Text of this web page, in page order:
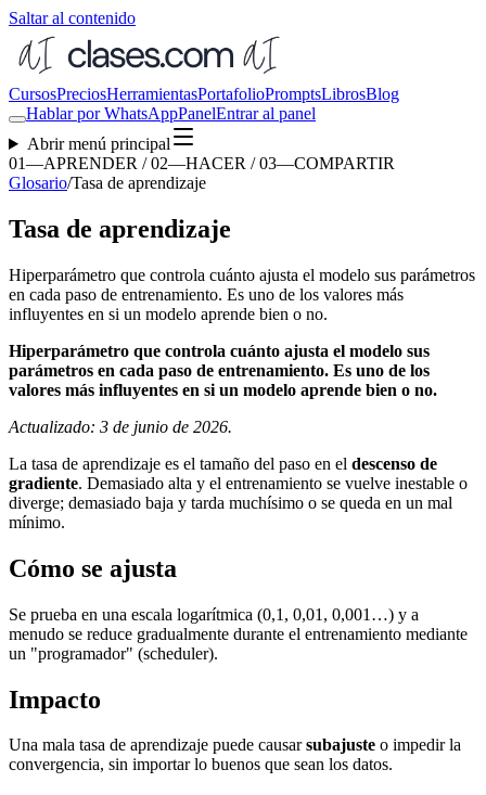
Saltar al contenido
CursosPreciosHerramientasPortafolioPromptsLibrosBlog
Hablar por WhatsAppPanelEntrar al panel
Abrir menú principal
01—APRENDER / 02—HACER / 03—COMPARTIR
Glosario/Tasa de aprendizaje
Tasa de aprendizaje
Hiperparámetro que controla cuánto ajusta el modelo sus parámetros
en cada paso de entrenamiento. Es uno de los valores más
influyentes en si un modelo aprende bien o no.
Hiperparámetro que controla cuánto ajusta el modelo sus
parámetros en cada paso de entrenamiento. Es uno de los
valores más influyentes en si un modelo aprende bien o no.
Actualizado: 3 de junio de 2026.
La tasa de aprendizaje es el tamaño del paso en el descenso de
gradiente. Demasiado alta y el entrenamiento se vuelve inestable o
diverge; demasiado baja y tarda muchísimo o se queda en un mal
mínimo.
Cómo se ajusta
Se prueba en una escala logarítmica (0,1, 0,01, 0,001…) y a
menudo se reduce gradualmente durante el entrenamiento mediante
un "programador" (scheduler).
Impacto
Una mala tasa de aprendizaje puede causarsubajuste o impedir la
convergencia, sin importar lo buenos que sean los datos.